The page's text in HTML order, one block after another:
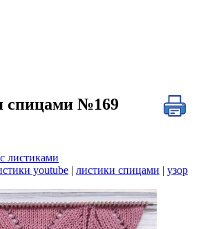
спицами №169
листиками
youtube листики спицами
узор